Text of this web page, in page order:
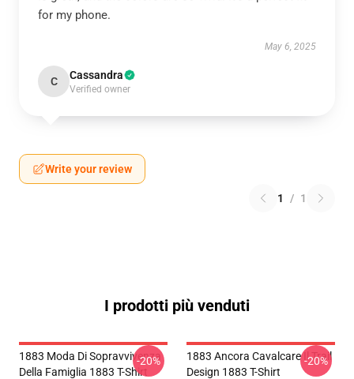
for my phone.
May 6, 2025
C Cassandra
Verified owner
Write your review
1 / 1
I prodotti più venduti
1883 Moda Di Sopravvivenza
Della Famiglia 1883 T-Shirt
-20%
1883 Ancora Cavalcare Il Trail
Design 1883 T-Shirt
-20%